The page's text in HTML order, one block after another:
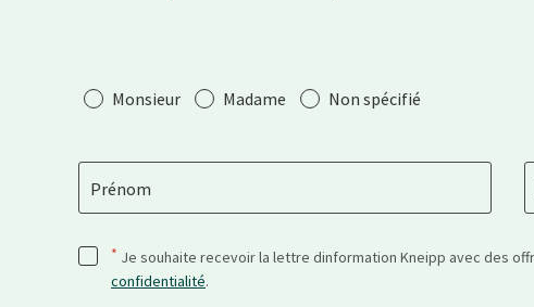
Salutation
Monsieur Madame Non spécifié
Prénom
* Je souhaite recevoir la lettre dinformation Kneipp avec des
confidentialité.